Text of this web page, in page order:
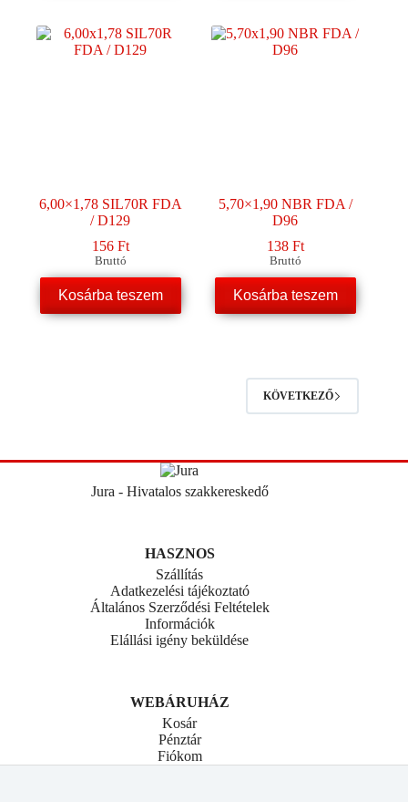
6,00×1,78 SIL70R FDA
/ D129
156 Ft
Bruttó
Kosárba teszem
5,70×1,90 NBR FDA /
D96
138 Ft
Bruttó
Kosárba teszem
KÖVETKEZŐ
Jura - Hivatalos szakkereskedő
HASZNOS
Szállítás
Adatkezelési tájékoztató
Általános Szerződési Feltételek
Információk
Elállási igény beküldése
WEBÁRUHÁZ
Kosár
Pénztár
Fiókom